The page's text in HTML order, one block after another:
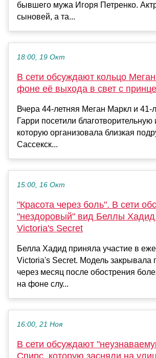
бывшего мужа Игоря Петренко.
сыновей, а та...
18:00, 19 Окт
В сети обсуждают кольцо
фоне её выхода в свет с
Вчера 44-летняя Меган Маркл и 41-
Гарри посетили благотворительную
которую организовала близкая
Сассекск...
15:00, 16 Окт
"Красота через боль". В сети
"нездоровый" вид Беллы
Victoria's Secret
Белла Хадид приняла участие в
Victoria's Secret. Модель закрывала
через месяц после обострения
на фоне слу...
16:00, 21 Ноя
В сети обсуждают